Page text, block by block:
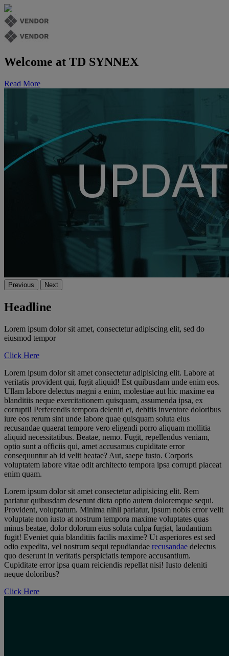
Welcome at TD SYNNEX
Read More
Previous Next
Headline
Lorem ipsum dolor sit amet, consectetur adipiscing elit, sed do
eiusmod tempor
Click Here
Lorem ipsum dolor sit amet consectetur adipisicing elit. Labore at
veritatis provident qui, fugit aliquid! Est quibusdam unde enim eos.
Ullam labore delectus magni a enim, molestiae aut hic maxime ea
blanditiis neque exercitationem quisquam, assumenda ipsa, ex
corrupti! Perferendis tempora deleniti et, debitis inventore doloribus
iure eos rerum sint unde labore quae quisquam soluta eius
recusandae quaerat tempore vero eligendi porro aliquam mollitia
aliquid necessitatibus. Beatae, nemo. Fugit, repellendus veniam,
optio sunt a officiis qui, amet accusamus cupiditate error
consequuntur ab id velit beatae? Aut, saepe iusto. Corporis
voluptatem labore vitae odit architecto tempora ipsa corrupti placeat
enim quam.
Lorem ipsum dolor sit amet consectetur adipisicing elit. Rem
pariatur quibusdam deserunt dicta optio autem doloremque sequi.
Provident, voluptatum. Minima nihil pariatur, ipsum nobis error velit
voluptate non iusto at nostrum tempora maxime voluptates quas
minus beatae, dolor dolorum eius soluta culpa fugiat, laudantium
fugit! Eveniet quia blanditiis facilis maxime? Ut asperiores est sed
odio expedita, vel nostrum sequi repudiandae recusandae delectus
quo deserunt in veritatis perspiciatis tempore accusantium.
Cupiditate error ipsa quam reiciendis repellat nisi! Iusto deleniti
neque doloribus?
Click Here